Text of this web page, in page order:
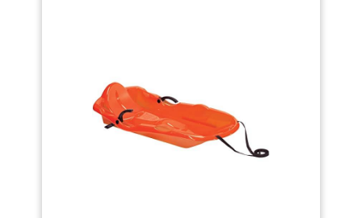
capacité de 350 lbs, ce tube de
neige convient aussi bien aux
enfants qu'aux adultes, ce qui
en fait l'équipement idéal pour
des aventures familiales en